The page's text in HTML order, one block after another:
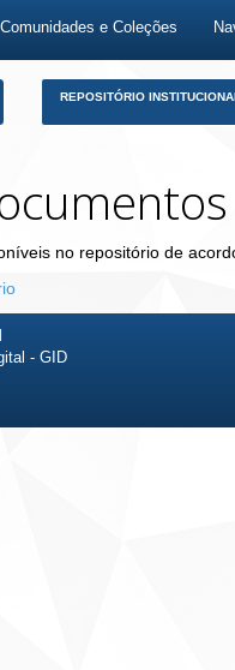
Comunidades e Coleções
REPOSITÓRIO
no repositório de
- GID